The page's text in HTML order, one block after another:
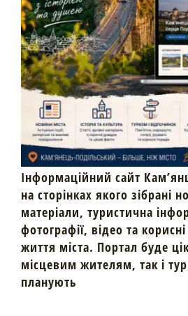
Інформаційний сайт
на сторінках якого зібрані
матеріали, туристична
фотографії, відео та
життя міста. Портал буде
місцевим жителям, так і
планують